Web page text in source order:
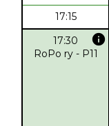
17:15
17:30
info
RoPo ry - P11